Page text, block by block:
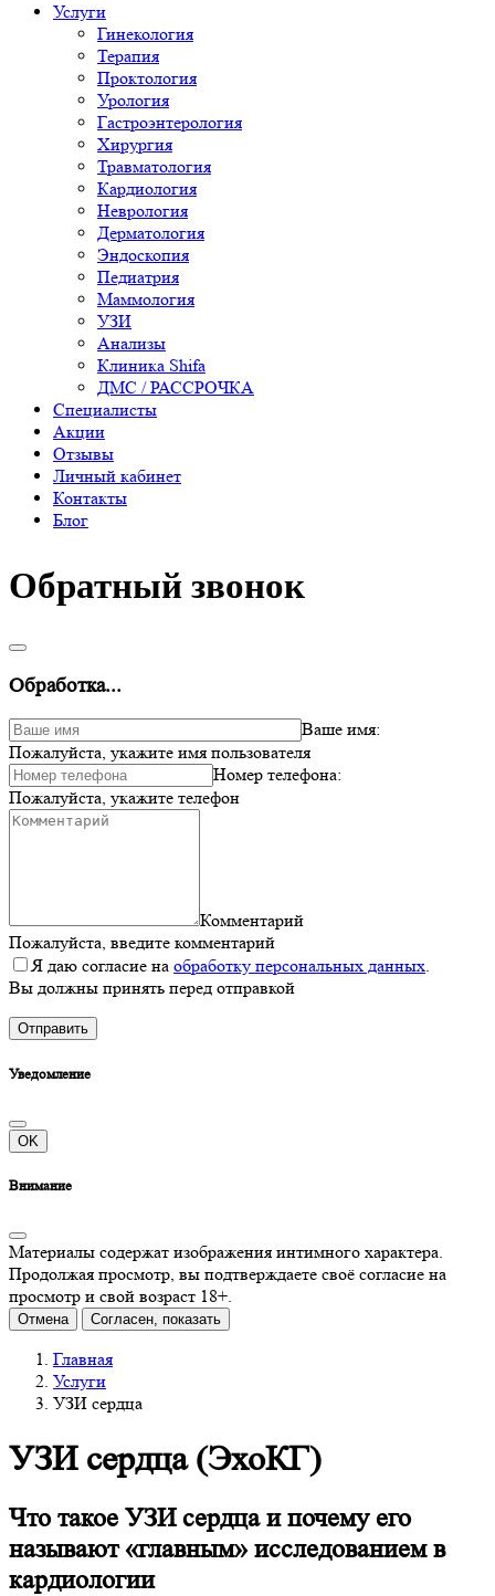
Услуги
Гинекология
Терапия
Проктология
Урология
Гастроэнтерология
Хирургия
Травматология
Кардиология
Неврология
Дерматология
Эндоскопия
Педиатрия
Маммология
УЗИ
Анализы
Клиника Shifa
ДМС / РАССРОЧКА
Специалисты
Акции
Отзывы
Личный кабинет
Контакты
Блог
Обратный звонок
Обработка...
Ваше имя:
Пожалуйста, укажите имя пользователя
Номер телефона:
Пожалуйста, укажите телефон
Комментарий
Пожалуйста, введите комментарий
Я даю согласие на обработку персональных данных.
Вы должны принять перед отправкой
Отправить
Уведомление
OK
Внимание
Материалы содержат изображения интимного характера.
Продолжая просмотр, вы подтверждаете своё согласие на
просмотр и свой возраст 18+.
Отмена Согласен, показать
Главная
Услуги
УЗИ сердца
УЗИ сердца (ЭхоКГ)
Что такое УЗИ сердца и почему его
называют «главным» исследованием в
кардиологии